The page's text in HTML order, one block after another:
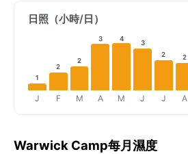
日照（小時/日）
1
J
2
F
2
M
3
A
4
M
3
J
2
J
2
A
Warwick Camp每月濕度